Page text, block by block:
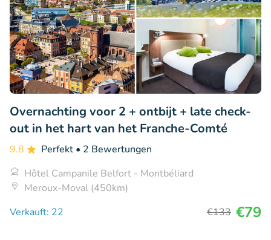
Overnachting voor 2 + ontbijt + late check-
out in het hart van het Franche-Comté
9.8 Perfekt • 2 Bewertungen
Hôtel Campanile Belfort - Montbéliard
Meroux-Moval (450km)
Verkauft: 22
€133 €79